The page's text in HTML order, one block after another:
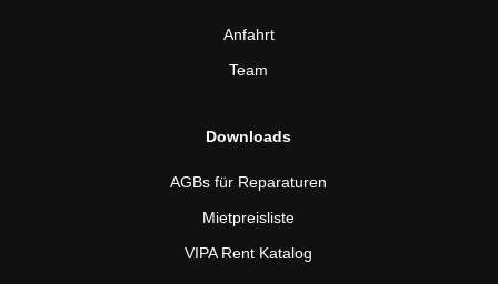
Anfahrt
Team
Downloads
AGBs für Reparaturen
Mietpreisliste
VIPA Rent Katalog